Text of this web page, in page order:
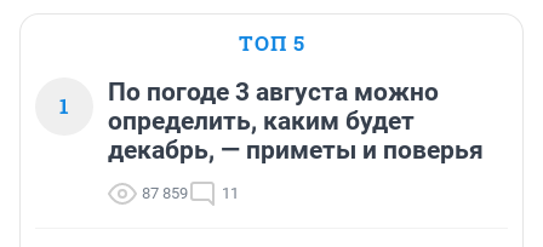
ТОП 5
1
По погоде 3 августа можно
определить, каким будет
декабрь, — приметы и поверья
87 859 11